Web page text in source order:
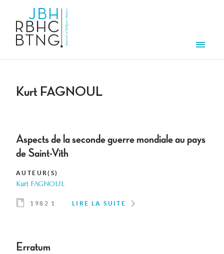
Kurt FAGNOUL
Aspects de la seconde guerre mondiale au pays
de Saint-Vith
AUTEUR(S)
Kurt FAGNOUL
1982 1 LIRE LA SUITE
Erratum